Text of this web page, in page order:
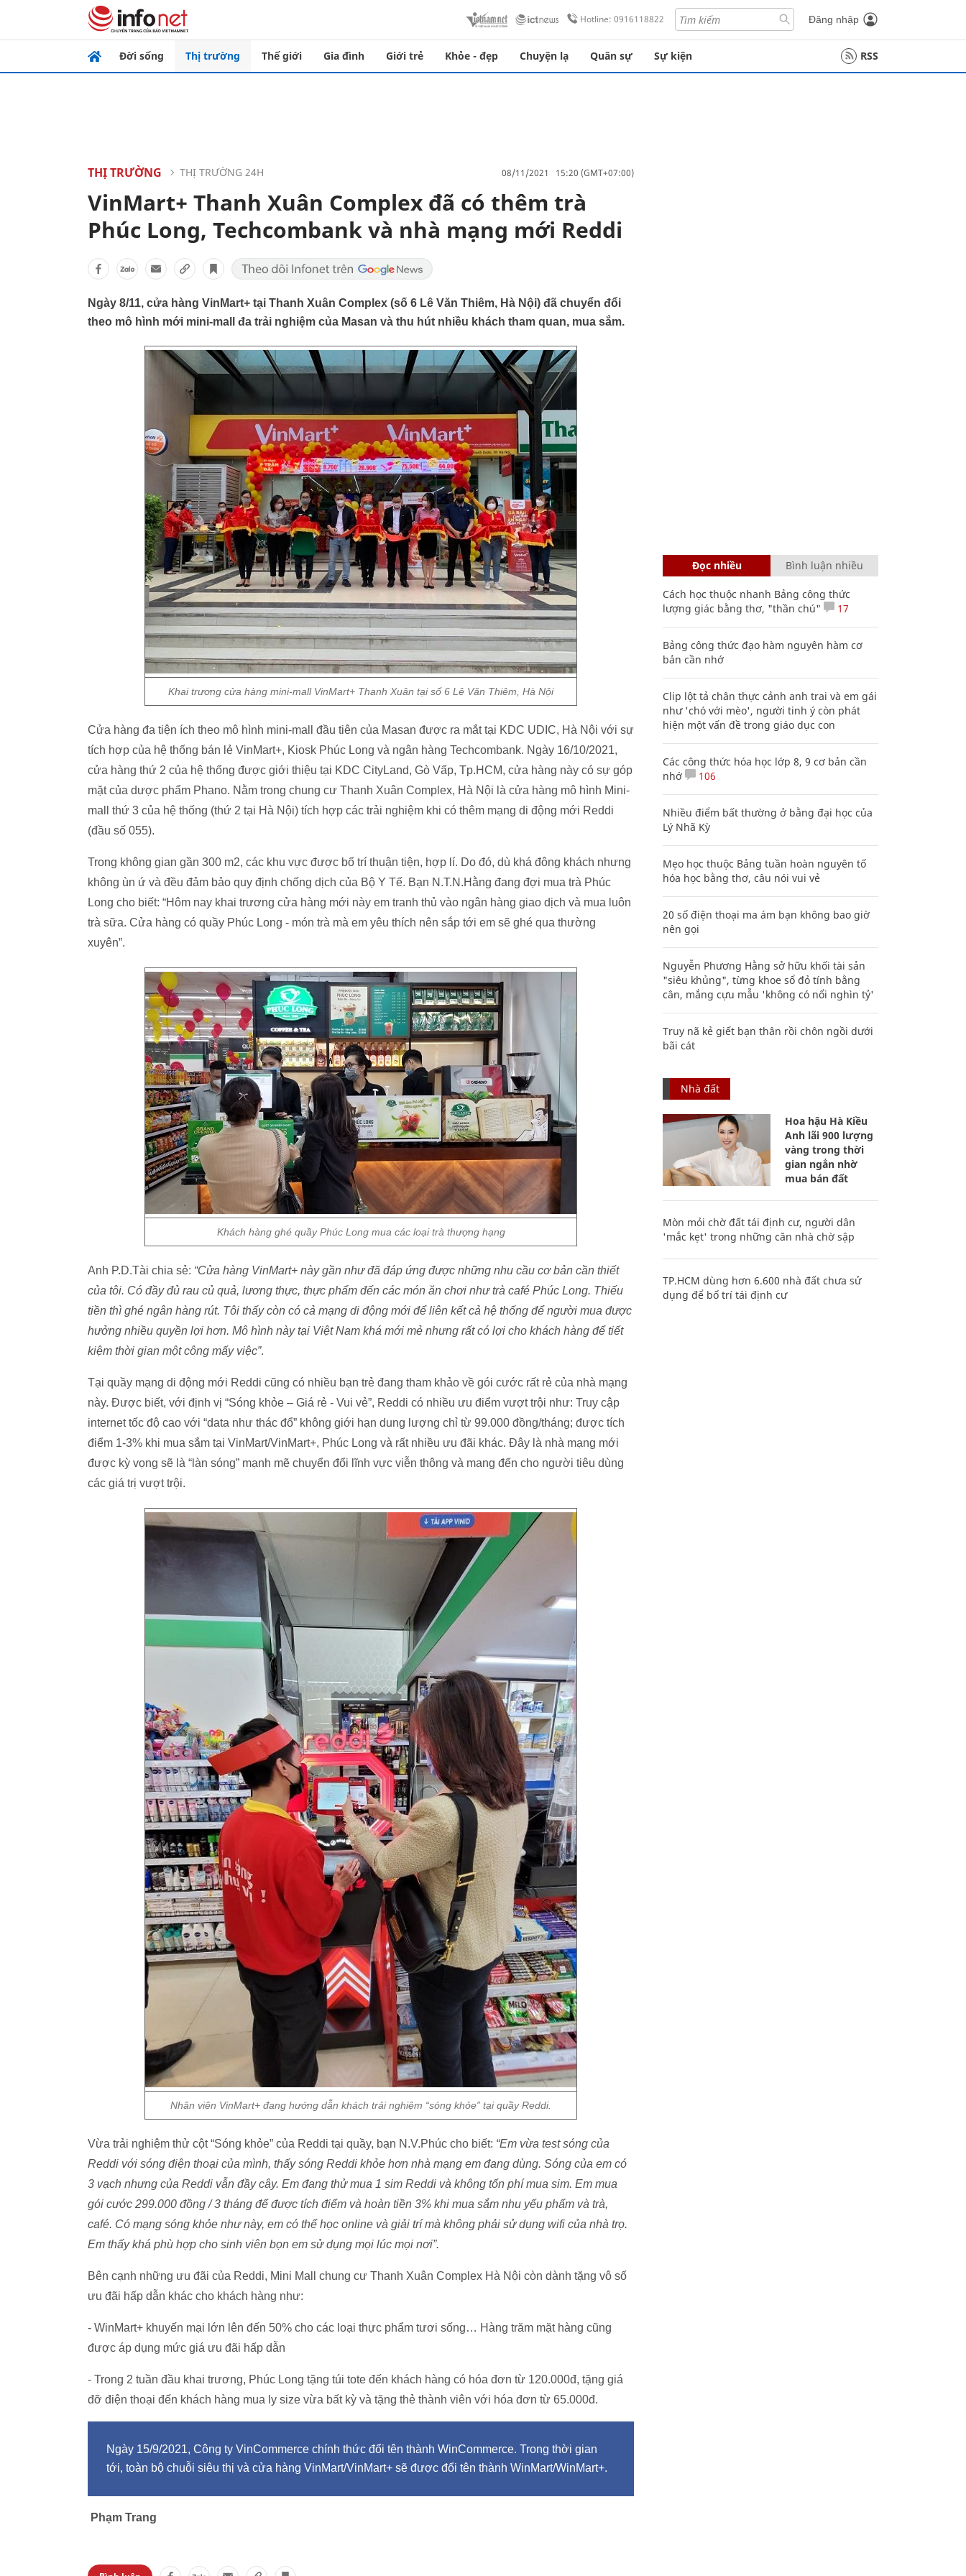
Hotline: 0916118822 Đăng nhập
Đời sống Thị trường Thế giới Gia đình Giới trẻ Khỏe - đẹp Chuyện lạ Quân sự Sự kiện RSS
THỊ TRƯỜNG THỊ TRƯỜNG 24H 08/11/2021 15:20 (GMT+07:00)
VinMart+ Thanh Xuân Complex đã có thêm trà
Phúc Long, Techcombank và nhà mạng mới Reddi
Ngày 8/11, cửa hàng VinMart+ tại Thanh Xuân Complex (số 6 Lê Văn Thiêm, Hà Nội) đã chuyển đổi
theo mô hình mới mini-mall đa trải nghiệm của Masan và thu hút nhiều khách tham quan, mua sắm.
Khai trương cửa hàng mini-mall VinMart+ Thanh Xuân tại số 6 Lê Văn Thiêm, Hà Nội
Cửa hàng đa tiện ích theo mô hình mini-mall đầu tiên của Masan được ra mắt tại KDC UDIC, Hà Nội với sự
tích hợp của hệ thống bán lẻ VinMart+, Kiosk Phúc Long và ngân hàng Techcombank. Ngày 16/10/2021,
cửa hàng thứ 2 của hệ thống được giới thiệu tại KDC CityLand, Gò Vấp, Tp.HCM, cửa hàng này có sự góp
mặt của dược phẩm Phano. Nằm trong chung cư Thanh Xuân Complex, Hà Nội là cửa hàng mô hình Mini-
mall thứ 3 của hệ thống (thứ 2 tại Hà Nội) tích hợp các trải nghiệm khi có thêm mạng di động mới Reddi
(đầu số 055).
Trong không gian gần 300 m2, các khu vực được bố trí thuận tiện, hợp lí. Do đó, dù khá đông khách nhưng
không ùn ứ và đều đảm bảo quy định chống dịch của Bộ Y Tế. Bạn N.T.N.Hằng đang đợi mua trà Phúc
Long cho biết: “Hôm nay khai trương cửa hàng mới này em tranh thủ vào ngân hàng giao dịch và mua luôn
trà sữa. Cửa hàng có quầy Phúc Long - món trà mà em yêu thích nên sắp tới em sẽ ghé qua thường
xuyên”.
Khách hàng ghé quầy Phúc Long mua các loại trà thượng hạng
Anh P.D.Tài chia sẻ: “Cửa hàng VinMart+ này gần như đã đáp ứng được những nhu cầu cơ bản cần thiết
của tôi. Có đầy đủ rau củ quả, lương thực, thực phẩm đến các món ăn chơi như trà café Phúc Long. Thiếu
tiền thì ghé ngân hàng rút. Tôi thấy còn có cả mạng di động mới để liên kết cả hệ thống để người mua được
hưởng nhiều quyền lợi hơn. Mô hình này tại Việt Nam khá mới mẻ nhưng rất có lợi cho khách hàng để tiết
kiệm thời gian một công mấy việc”.
Tại quầy mạng di động mới Reddi cũng có nhiều bạn trẻ đang tham khảo về gói cước rất rẻ của nhà mạng
này. Được biết, với định vị “Sóng khỏe – Giá rẻ - Vui vẻ”, Reddi có nhiều ưu điểm vượt trội như: Truy cập
internet tốc độ cao với “data như thác đổ” không giới hạn dung lượng chỉ từ 99.000 đồng/tháng; được tích
điểm 1-3% khi mua sắm tại VinMart/VinMart+, Phúc Long và rất nhiều ưu đãi khác. Đây là nhà mạng mới
được kỳ vọng sẽ là “làn sóng” mạnh mẽ chuyển đổi lĩnh vực viễn thông và mang đến cho người tiêu dùng
các giá trị vượt trội.
Nhân viên VinMart+ đang hướng dẫn khách trải nghiệm “sóng khỏe” tại quầy Reddi.
Vừa trải nghiệm thử cột “Sóng khỏe” của Reddi tại quầy, bạn N.V.Phúc cho biết: “Em vừa test sóng của
Reddi với sóng điện thoại của mình, thấy sóng Reddi khỏe hơn nhà mạng em đang dùng. Sóng của em có
3 vạch nhưng của Reddi vẫn đầy cây. Em đang thử mua 1 sim Reddi và không tốn phí mua sim. Em mua
gói cước 299.000 đồng / 3 tháng để được tích điểm và hoàn tiền 3% khi mua sắm nhu yếu phẩm và trà,
café. Có mạng sóng khỏe như này, em có thể học online và giải trí mà không phải sử dụng wifi của nhà trọ.
Em thấy khá phù hợp cho sinh viên bọn em sử dụng mọi lúc mọi nơi”.
Bên cạnh những ưu đãi của Reddi, Mini Mall chung cư Thanh Xuân Complex Hà Nội còn dành tặng vô số
ưu đãi hấp dẫn khác cho khách hàng như:
- WinMart+ khuyến mại lớn lên đến 50% cho các loại thực phẩm tươi sống… Hàng trăm mặt hàng cũng
được áp dụng mức giá ưu đãi hấp dẫn
- Trong 2 tuần đầu khai trương, Phúc Long tặng túi tote đến khách hàng có hóa đơn từ 120.000đ, tặng giá
đỡ điện thoại đến khách hàng mua ly size vừa bất kỳ và tặng thẻ thành viên với hóa đơn từ 65.000đ.
Ngày 15/9/2021, Công ty VinCommerce chính thức đổi tên thành WinCommerce. Trong thời gian
tới, toàn bộ chuỗi siêu thị và cửa hàng VinMart/VinMart+ sẽ được đổi tên thành WinMart/WinMart+.
Phạm Trang
Đọc nhiều Bình luận nhiều
Cách học thuộc nhanh Bảng công thức
lượng giác bằng thơ, "thần chú"
17
Bảng công thức đạo hàm nguyên hàm cơ
bản cần nhớ
Clip lột tả chân thực cảnh anh trai và em gái
như 'chó với mèo', người tinh ý còn phát
hiện một vấn đề trong giáo dục con
Các công thức hóa học lớp 8, 9 cơ bản cần
nhớ
106
Nhiều điểm bất thường ở bằng đại học của
Lý Nhã Kỳ
Mẹo học thuộc Bảng tuần hoàn nguyên tố
hóa học bằng thơ, câu nói vui vẻ
20 số điện thoại ma ám bạn không bao giờ
nên gọi
Nguyễn Phương Hằng sở hữu khối tài sản
"siêu khủng", từng khoe sổ đỏ tính bằng
cân, mắng cựu mẫu 'không có nổi nghìn tỷ'
Truy nã kẻ giết bạn thân rồi chôn ngồi dưới
bãi cát
Nhà đất
Hoa hậu Hà Kiều
Anh lãi 900 lượng
vàng trong thời
gian ngắn nhờ
mua bán đất
Mòn mỏi chờ đất tái định cư, người dân
'mắc kẹt' trong những căn nhà chờ sập
TP.HCM dùng hơn 6.600 nhà đất chưa sử
dụng để bố trí tái định cư